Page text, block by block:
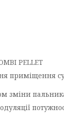
PELLET
зміни